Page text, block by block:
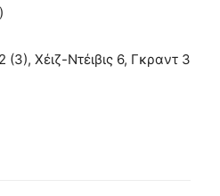
Χέιζ-Ντέιβις 6, Γκραντ 3